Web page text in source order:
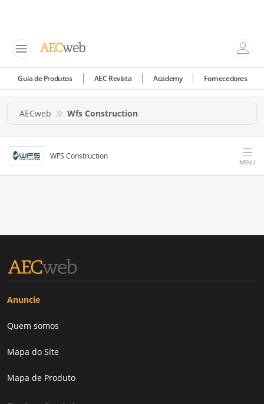
Guia de Produtos AEC Revista Academy Fornecedores
AECweb Wfs Construction
WFS Construction
MENU
Anuncie
Quem somos
Mapa do Site
Mapa de Produto